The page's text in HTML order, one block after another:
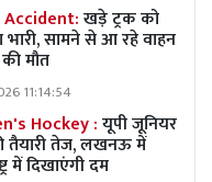
Accident:खड़े ट्रक को
सामने से आ रहे वाहन
मौत
11:14:54
Hockey :यूपी जूनियर
तैयारी तेज, लखनऊ में
में दिखाएंगी दम